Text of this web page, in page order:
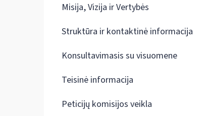
Misija, Vizija ir Vertybės
Struktūra ir kontaktinė informacija
Konsultavimasis su visuomene
Teisinė informacija
Peticijų komisijos veikla